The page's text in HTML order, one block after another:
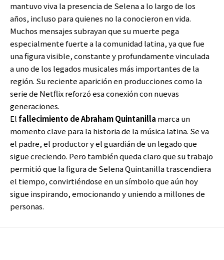
mantuvo viva la presencia de Selena a lo largo de los
años, incluso para quienes no la conocieron en vida.
Muchos mensajes subrayan que su muerte pega
especialmente fuerte a la comunidad latina, ya que fue
una figura visible, constante y profundamente vinculada
a uno de los legados musicales más importantes de la
región. Su reciente aparición en producciones como la
serie de Netflix reforzó esa conexión con nuevas
generaciones.
Elfallecimiento de Abraham Quintanilla marca un
momento clave para la historia de la música latina. Se va
el padre, el productor y el guardián de un legado que
sigue creciendo. Pero también queda claro que su trabajo
permitió que la figura de Selena Quintanilla trascendiera
el tiempo, convirtiéndose en un símbolo que aún hoy
sigue inspirando, emocionando y uniendo a millones de
personas.